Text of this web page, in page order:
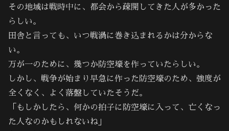
その地域は戦時中に、都会から疎開してきた人が多かった
らしい。
田舎と言っても、いつ戦渦に巻き込まれるかは分からな
い。
万が一のために、幾つか防空壕を作っていたらしい。
しかし、戦争が始まり早急に作った防空壕のため、強度が
全くなく、よく落盤していたそうだ。
「もしかしたら、何かの拍子に防空壕に入って、亡くなっ
た人なのかもしれないね」